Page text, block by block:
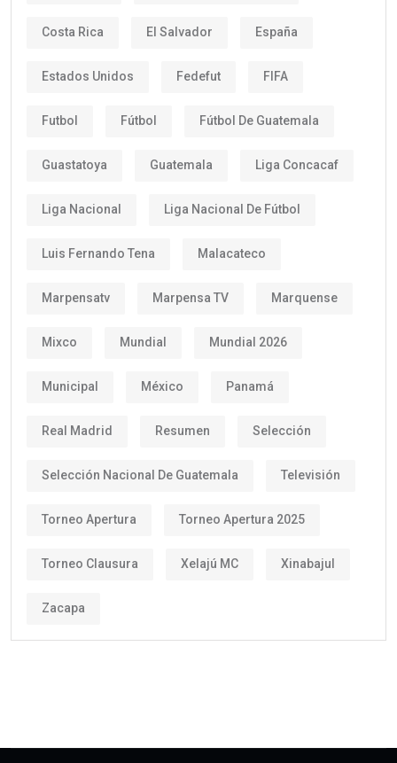
Costa Rica El Salvador España
Estados Unidos Fedefut FIFA
Futbol Fútbol Fútbol De Guatemala
Guastatoya Guatemala Liga Concacaf
Liga Nacional Liga Nacional De Fútbol
Luis Fernando Tena Malacateco
Marpensatv Marpensa TV Marquense
Mixco Mundial Mundial 2026
Municipal México Panamá
Real Madrid Resumen Selección
Selección Nacional De Guatemala Televisión
Torneo Apertura Torneo Apertura 2025
Torneo Clausura Xelajú MC Xinabajul
Zacapa